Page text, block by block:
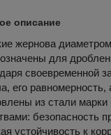
описание
жернова
для
своевременной
его
из стали
безопасность
устойчивость к